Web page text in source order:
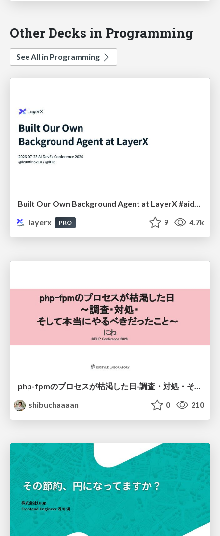
Other Decks in Programming
See All in Programming
layerx
PRO 9 4.7k
php-fpmのプロセスが枯渇した日-調査・対処・そして本当にやるべきだったこと-
shibuchaaaan
0 210